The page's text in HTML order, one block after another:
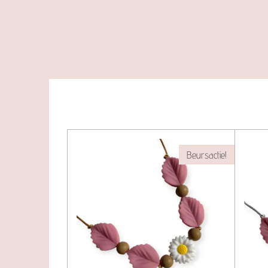
Beursactie!